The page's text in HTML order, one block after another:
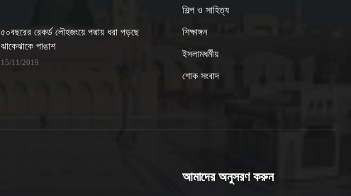
৫০বছরের রেকর্ড লৌহজংয়ে পদ্মায় ধরা পড়ছে
ঝাকেঝাকে পাঙাশ
15/11/2019
শিল্প ও সাহিত্য
শিক্ষাঙ্গন
ইসলামধর্মীয়
শোক সংবাদ
আমাদের অনুসরণ করুন